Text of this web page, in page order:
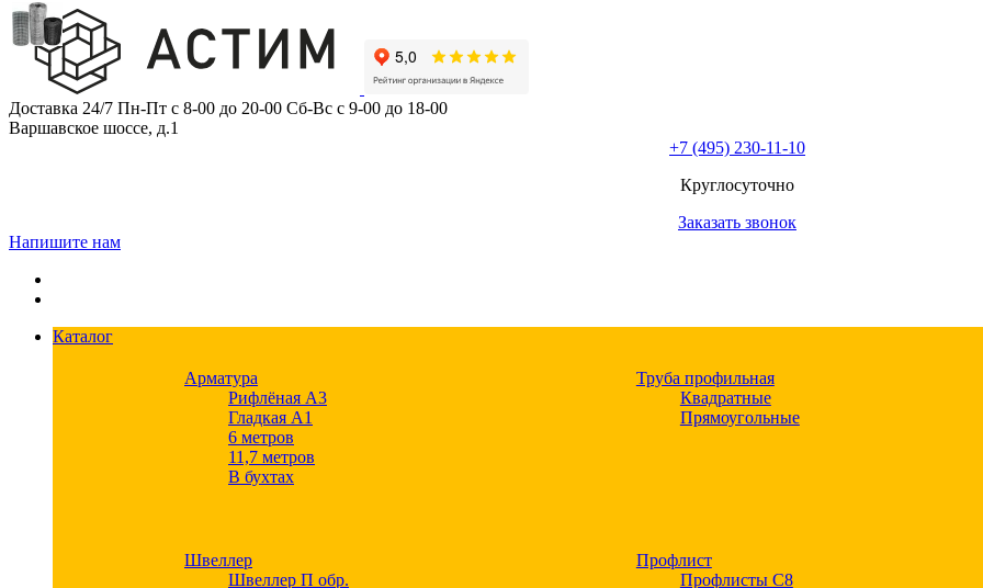
Skip
to
content
Доставка 24/7 Пн-Пт с 8-00 до 20-00 Сб-Вс с 9-00 до 18-00
Варшавское шоссе, д.1
+7 (495) 230-11-10
Круглосуточно
Заказать звонок
Напишите нам
Каталог
Арматура
Рифлёная А3
Гладкая А1
6 метров
11,7 метров
В бухтах
Труба профильная
Квадратные
Прямоугольные
Швеллер
Швеллер П обр.
Профлист
Профлисты С8